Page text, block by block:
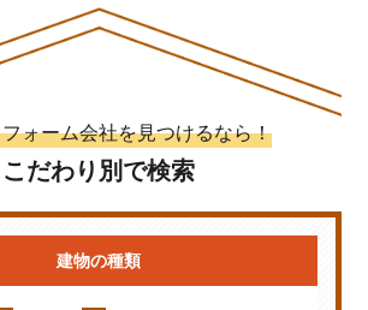
ォーム会社を見つけるなら！
こだわり別で検索
建物の種類